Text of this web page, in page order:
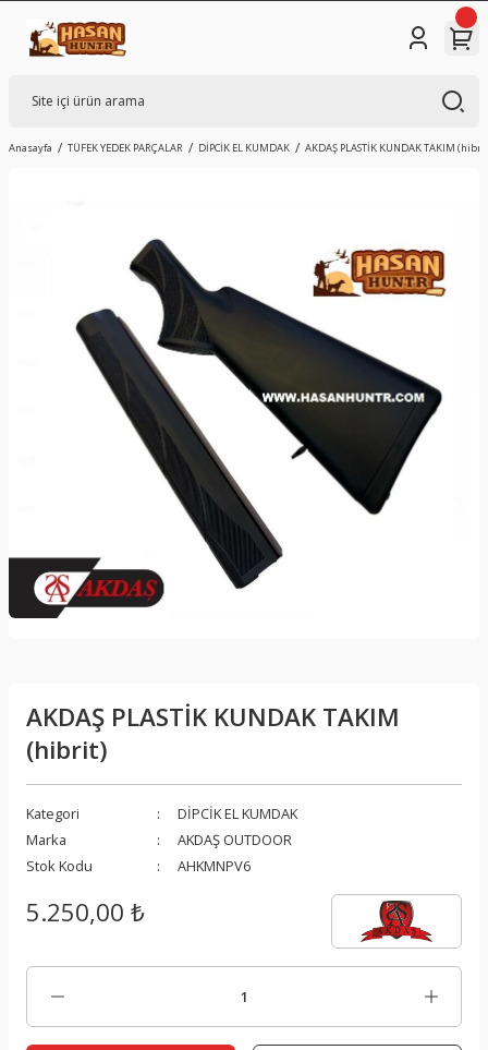
Anasayfa TÜFEK YEDEK PARÇALAR DİPCİK EL KUMDAK AKDAŞ PLASTİK KUNDAK TAKIM
AKDAŞ PLASTİK KUNDAK TAKIM
(hibrit)
Kategori
DİPCİK EL KUMDAK
Marka
AKDAŞ OUTDOOR
Stok Kodu
AHKMNPV6
5.250,00 ₺